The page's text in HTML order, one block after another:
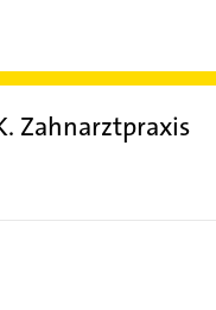
Zahnarztpraxis